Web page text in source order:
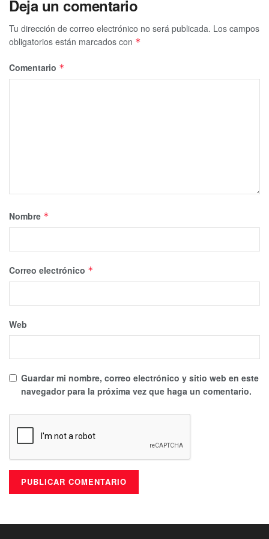
Deja un comentario
Tu dirección de correo electrónico no será publicada. Los campos
obligatorios están marcados con *
Comentario *
Nombre *
Correo electrónico *
Web
Guardar mi nombre, correo electrónico y sitio web en este
navegador para la próxima vez que haga un comentario.